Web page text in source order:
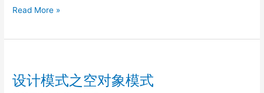
设
事
会
Read More »
设计模式之空对象模式